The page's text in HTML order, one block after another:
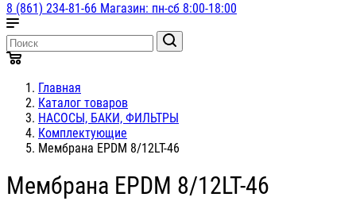
8 (861) 234-81-66 Магазин: пн-сб 8:00-18:00
Главная
Каталог товаров
НАСОСЫ, БАКИ, ФИЛЬТРЫ
Комплектующие
Мембрана EPDM 8/12LT-46
Мембрана EPDM 8/12LT-46